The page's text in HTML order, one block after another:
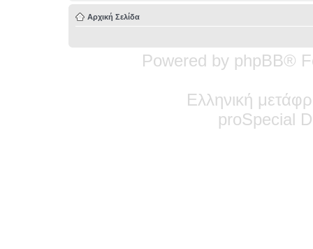
Αρχική Σελίδα
Powered by phpBB®
Ελληνική
proSpecial